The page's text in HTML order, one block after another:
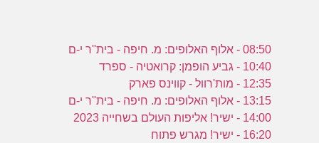
08:50 - אלוף האלופים: מ. חיפה - בית''ר י-ם
10:40 - גביע הופמן: קרואטיה - ספרד
12:35 - מות'רוול - קווינס פארק
13:15 - אלוף האלופים: מ. חיפה - בית''ר י-ם
14:00 - ישיר! אליפות העולם בשחייה 2023
16:20 - ישיר! מגרש פתוח